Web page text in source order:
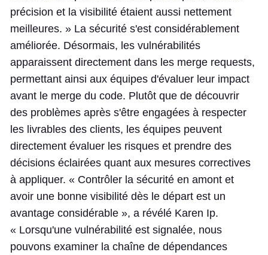
précision et la visibilité étaient aussi nettement
meilleures. » La sécurité s'est considérablement
améliorée. Désormais, les vulnérabilités
apparaissent directement dans les merge requests,
permettant ainsi aux équipes d'évaluer leur impact
avant le merge du code. Plutôt que de découvrir
des problèmes après s'être engagées à respecter
les livrables des clients, les équipes peuvent
directement évaluer les risques et prendre des
décisions éclairées quant aux mesures correctives
à appliquer. « Contrôler la sécurité en amont et
avoir une bonne visibilité dès le départ est un
avantage considérable », a révélé Karen Ip.
« Lorsqu'une vulnérabilité est signalée, nous
pouvons examiner la chaîne de dépendances